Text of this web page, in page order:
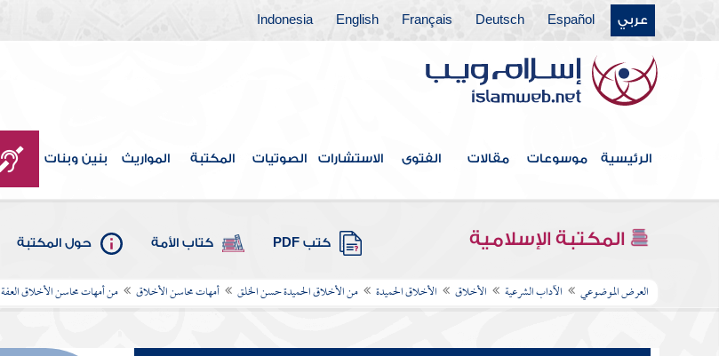
عربي Español
Deutsch
Français
English
Indonesia
الرئيسية موسوعات مقالات الفتوى الاستشارات الصوتيات المكتبة المواريث بنين وبنات
المكتبة الإسلامية كتب PDF كتاب الأمة حول المكتبة
العرض الموضوعي الآداب الشرعية الأخلاق الأخلاق الحميدة من الأخلاق الحميدة حسن الخلق أمهات محاسن الأخلاق من أمهات محاسن الأخلاق العفة